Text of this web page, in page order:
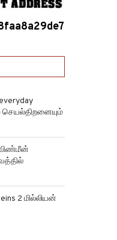
செயல்திறனையும்
விண்மீன்
2 மில்லியன்